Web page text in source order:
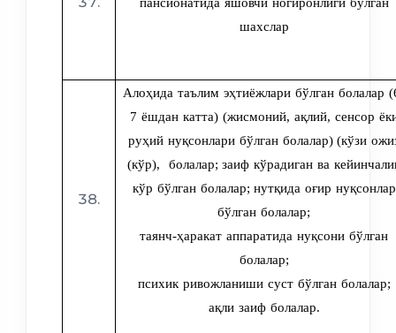
пансионатида яшовчи ногиронлиги бўлган
шахслар
Алоҳида таълим эҳтиёжлари бўлган болалар
7 ёшдан катта) (жисмоний, ақлий, сенсор
руҳий нуқсонлари бўлган болалар) (кўзи
(кўр), болалар; заиф кўрадиган ва
кўр бўлган болалар; нутқида оғир нуқсонлар
бўлган болалар;
таянч-ҳаракат аппаратида нуқсони бўлган
болалар;
психик ривожланиши суст бўлган болалар;
ақли заиф болалар.